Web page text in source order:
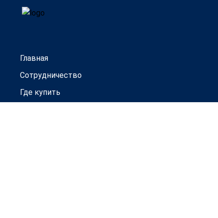
Главная
Сотрудничество
Где купить